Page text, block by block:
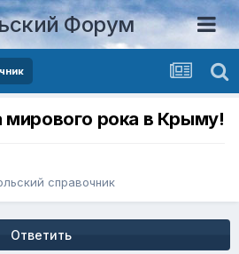
Форум
мирового рока в Крыму!
справочник
Ответить